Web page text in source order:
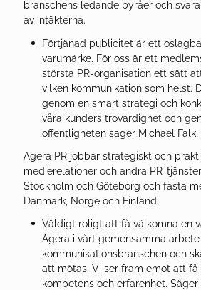
branschens ledande byråer och
av intäkterna.
Förtjänad publicitet är ett
varumärke. För oss är ett
största PR-organisation ett sätt
vilken kommunikation som helst.
genom en smart strategi och
våra kunders trovärdighet och
offentligheten säger Michael Falk,
Agera PR jobbar strategiskt och
medierelationer och andra PR-
Stockholm och Göteborg och fasta
Danmark, Norge och Finland.
Väldigt roligt att få välkomna en
Agera i vårt gemensamma
kommunikationsbranschen och
att mötas. Vi ser fram emot att få
kompetens och erfarenhet.